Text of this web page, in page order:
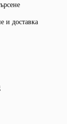
и доставка